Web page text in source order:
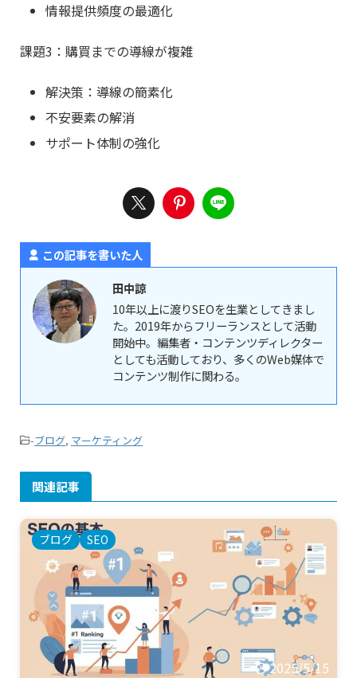
情報提供頻度の最適化
課題3：購買までの導線が複雑
解決策：導線の簡素化
不安要素の解消
サポート体制の強化
この記事を書いた人
田中諒
10年以上に渡りSEOを生業としてきまし
た。2019年からフリーランスとして活動
開始中。編集者・コンテンツディレクター
としても活動しており、多くのWeb媒体で
コンテンツ制作に関わる。
-ブログ, マーケティング
関連記事
ブログ SEO
2025/5/15